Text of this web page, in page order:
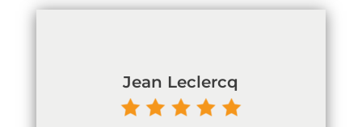
Jean Leclercq